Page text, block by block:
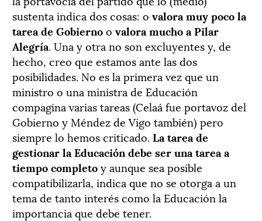
sustenta indica dos cosas: o valora muy poco la
tarea de Gobiernoo valora mucho a Pilar
Alegría. Una y otra no son excluyentes y, de
hecho, creo que estamos ante las dos
posibilidades. No es la primera vez que un
ministro o una ministra de Educación
compagina varias tareas (Celaá fue portavoz del
Gobierno y Méndez de Vigo también) pero
siempre lo hemos criticado.La tarea de
gestionar la Educación debe ser una tarea a
tiempo completoy aunque sea posible
compatibilizarla, indica que no se otorga a un
tema de tanto interés como la Educación la
importancia que debe tener.